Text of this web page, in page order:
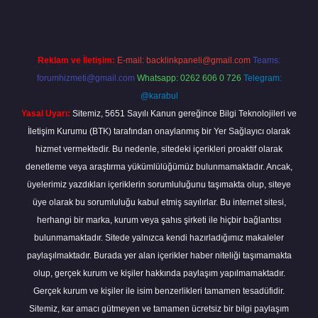
Reklam ve İletişim: E-mail: backlinkpaneli@gmail.com Teams:
forumhizmeti@gmail.com Whatsapp: 0262 606 0 726 Telegram:
@karabul
Yasal Uyarı: Sitemiz, 5651 Sayılı Kanun gereğince Bilgi Teknolojileri ve
İletişim Kurumu (BTK) tarafından onaylanmış bir Yer Sağlayıcı olarak
hizmet vermektedir. Bu nedenle, sitedeki içerikleri proaktif olarak
denetleme veya araştırma yükümlülüğümüz bulunmamaktadır. Ancak,
üyelerimiz yazdıkları içeriklerin sorumluluğunu taşımakta olup, siteye
üye olarak bu sorumluluğu kabul etmiş sayılırlar. Bu internet sitesi,
herhangi bir marka, kurum veya şahıs şirketi ile hiçbir bağlantısı
bulunmamaktadır. Sitede yalnızca kendi hazırladığımız makaleler
paylaşılmaktadır. Burada yer alan içerikler haber niteliği taşımamakta
olup, gerçek kurum ve kişiler hakkında paylaşım yapılmamaktadır.
Gerçek kurum ve kişiler ile isim benzerlikleri tamamen tesadüfidir.
Sitemiz, kar amacı gütmeyen ve tamamen ücretsiz bir bilgi paylaşım